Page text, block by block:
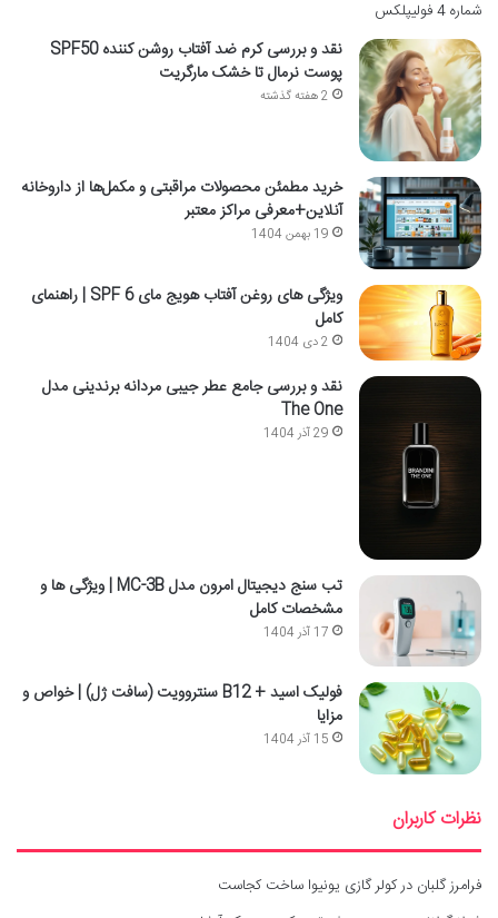
نقد و بررسی کرم ضد آفتاب روشن کننده SPF50
پوست نرمال تا خشک مارگریت
2 هفته گذشته
خرید مطمئن محصولات مراقبتی و مکمل‌ها از داروخانه
آنلاین+معرفی مراکز معتبر
19 بهمن 1404
ویژگی های روغن آفتاب هویج مای SPF 6 | راهنمای
کامل
2 دی 1404
نقد و بررسی جامع عطر جیبی مردانه برندینی مدل
The One
29 آذر 1404
تب سنج دیجیتال امرون مدل MC-3B | ویژگی ها و
مشخصات کامل
17 آذر 1404
فولیک اسید + B12 سنتروویت (سافت ژل) | خواص و
مزایا
15 آذر 1404
نظرات کاربران
فرامرز گلبان درکولر گازی یونیوا ساخت کجاست